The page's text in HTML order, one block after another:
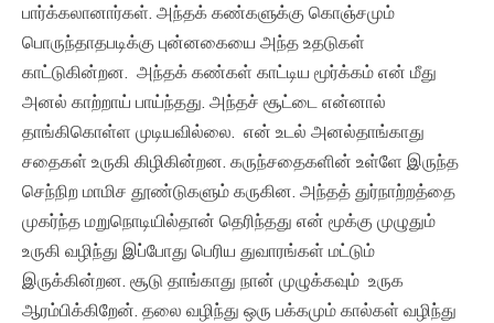
பார்க்கலானார்கள். அந்தக் கண்களுக்கு கொஞ்சமும்
பொருந்தாதபடிக்கு புன்னகையை அந்த உதடுகள்
காட்டுகின்றன. அந்தக் கண்கள் காட்டிய மூர்க்கம் என் மீது
அனல் காற்றாய் பாய்ந்தது. அந்தச் சூட்டை என்னால்
தாங்கிகொள்ள முடியவில்லை. என் உடல் அனல்தாங்காது
சதைகள் உருகி கிழிகின்றன. கருந்சதைகளின் உள்ளே இருந்த
செந்நிற மாமிச தூண்டுகளும் கருகின. அந்தத் துர்நாற்றத்தை
முகர்ந்த மறுநொடியில்தான் தெரிந்தது என் மூக்கு முழுதும்
உருகி வழிந்து இப்போது பெரிய துவாரங்கள் மட்டும்
இருக்கின்றன. சூடு தாங்காது நான் முழுக்கவும் உருக
ஆரம்பிக்கிறேன். தலை வழிந்து ஒரு பக்கமும் கால்கள் வழிந்து